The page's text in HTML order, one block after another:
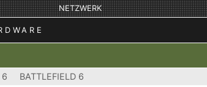
NETZWERK
6 BATTLEFIELD 6